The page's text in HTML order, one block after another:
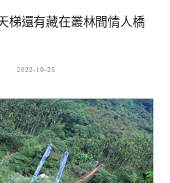
梯還有藏在叢林間情人橋
2022-10-25